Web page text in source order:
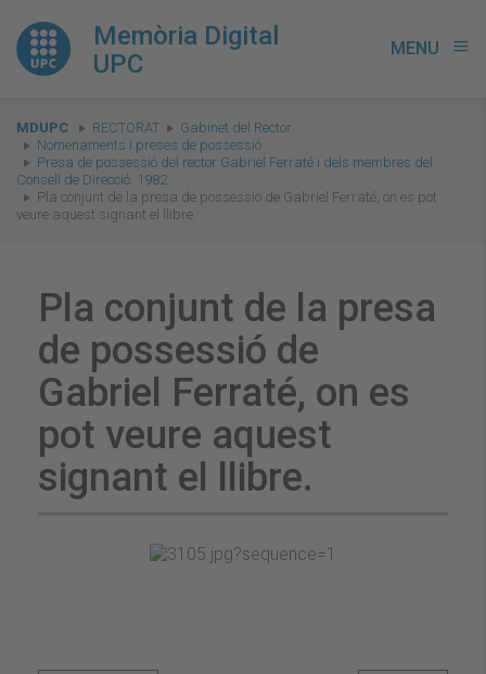
Memòria Digital
UPC
MENU menu
You
are
here:
MDUPC RECTORAT
Gabinet del Rector
Nomenaments i preses de possessió
Presa de possessió del rector Gabriel Ferraté i dels membres del
Consell de Direcció. 1982
Pla conjunt de la presa de possessió de Gabriel Ferraté, on es pot
veure aquest signant el llibre.
Pla conjunt de la presa
de possessió de
Gabriel Ferraté, on es
pot veure aquest
signant el llibre.